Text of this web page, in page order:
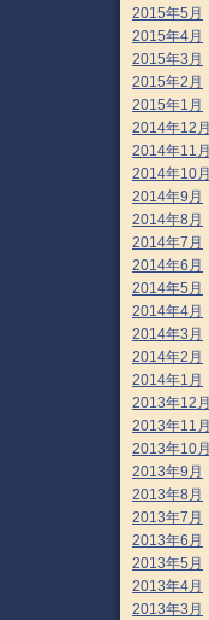
2015年5月
2015年4月
2015年3月
2015年2月
2015年1月
2014年12月
2014年11月
2014年10月
2014年9月
2014年8月
2014年7月
2014年6月
2014年5月
2014年4月
2014年3月
2014年2月
2014年1月
2013年12月
2013年11月
2013年10月
2013年9月
2013年8月
2013年7月
2013年6月
2013年5月
2013年4月
2013年3月